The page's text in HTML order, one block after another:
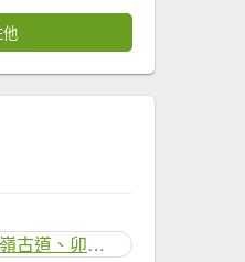
他
合歡越嶺古道、卯木山